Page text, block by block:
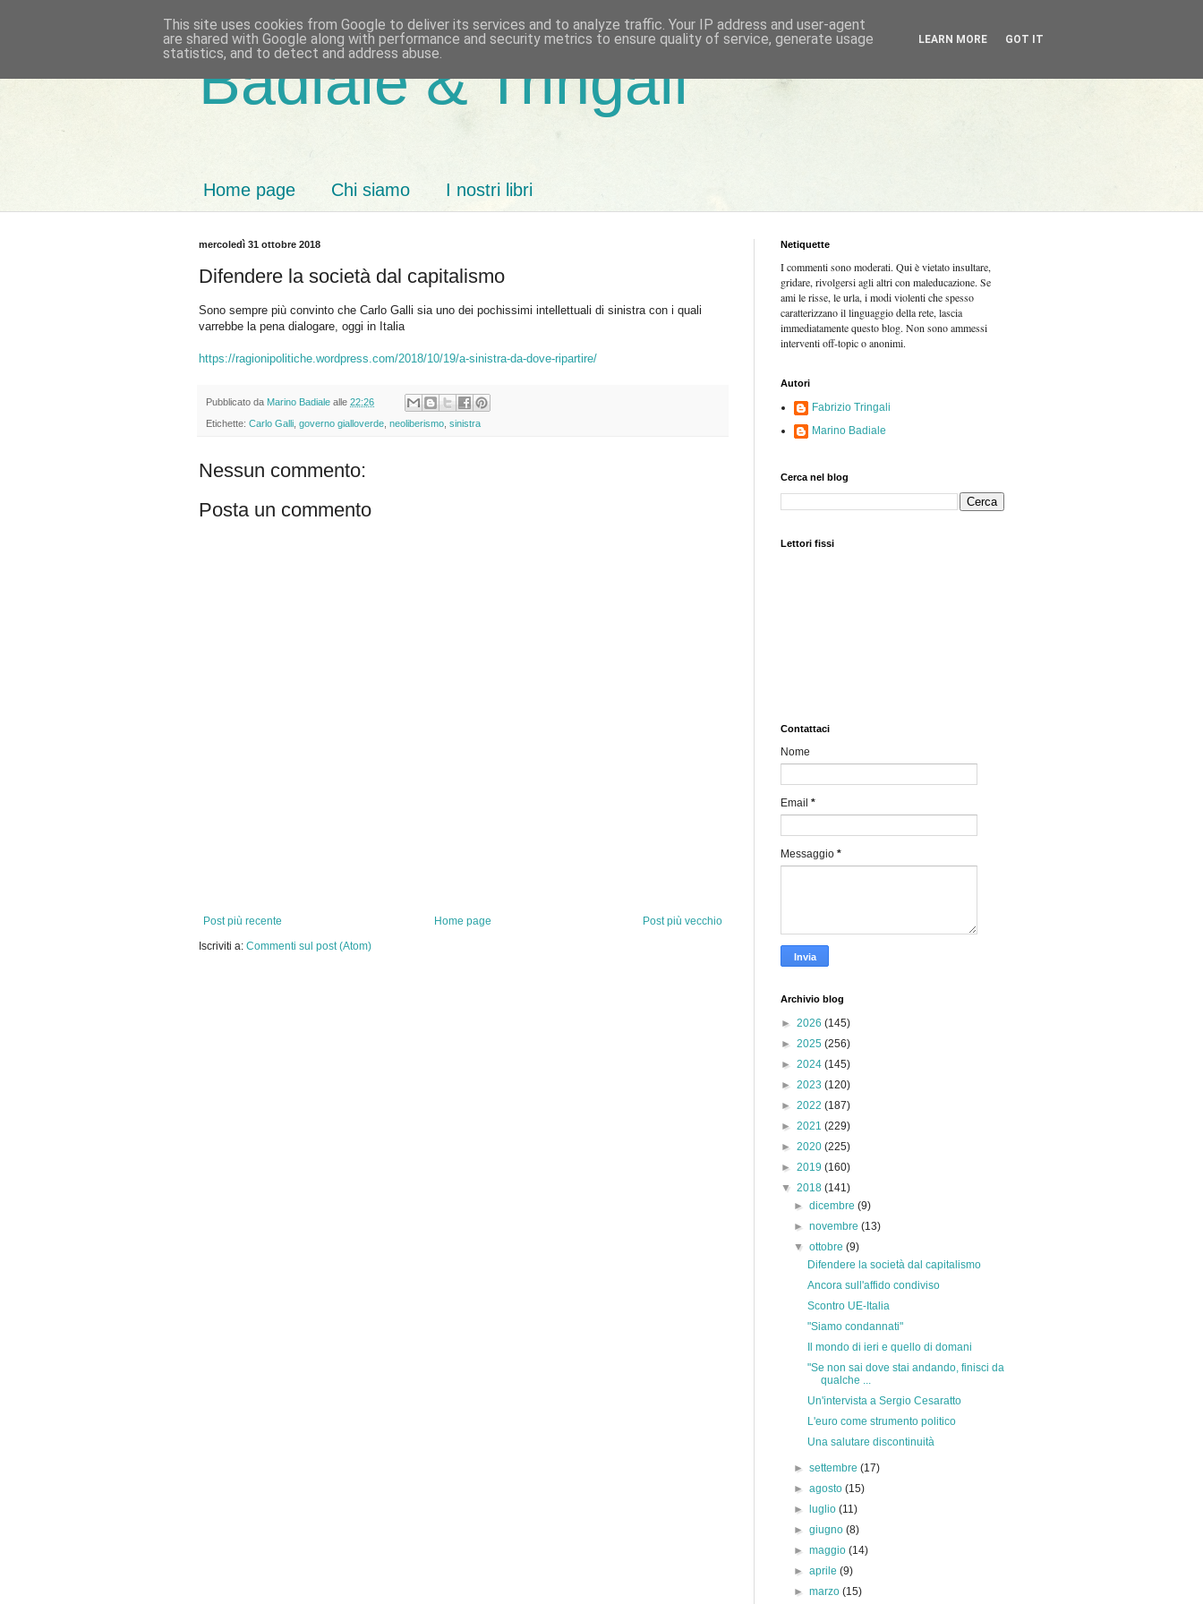
Badiale & Tringali
Home page Chi siamo I nostri libri
mercoledì 31 ottobre 2018
Difendere la società dal capitalismo
Sono sempre più convinto che Carlo Galli sia uno dei pochissimi intellettuali di sinistra con i quali
varrebbe la pena dialogare, oggi in Italia
https://ragionipolitiche.wordpress.com/2018/10/19/a-sinistra-da-dove-ripartire/
Pubblicato da Marino Badiale alle 22:26
Etichette: Carlo Galli governo gialloverde neoliberismo sinistra
Nessun commento:
Posta un commento
Post più recente Post più vecchio
Home page
Iscriviti a: Commenti sul post (Atom)
Netiquette
I commenti sono moderati. Qui è vietato insultare,
gridare, rivolgersi agli altri con maleducazione. Se
ami le risse, le urla, i modi violenti che spesso
caratterizzano il linguaggio della rete, lascia
immediatamente questo blog. Non sono ammessi
interventi off-topic o anonimi.
Autori
Fabrizio Tringali
Marino Badiale
Cerca nel blog
Lettori fissi
Contattaci
Nome
Email *
Messaggio *
Archivio blog
► 2026 (145)
► 2025 (256)
► 2024 (145)
► 2023 (120)
► 2022 (187)
► 2021 (229)
► 2020 (225)
► 2019 (160)
▼ 2018 (141)
►dicembre(9)
►novembre(13)
▼ottobre(9)
Difendere la società dal capitalismo
Ancora sull'affido condiviso
Scontro UE-Italia
"Siamo condannati"
Il mondo di ieri e quello di domani
"Se non sai dove stai andando, finisci da
qualche ...
Un'intervista a Sergio Cesaratto
L'euro come strumento politico
Una salutare discontinuità
►settembre(17)
►agosto(15)
►
luglio(11)
►giugno(8)
►maggio(14)
►aprile(9)
►marzo(15)
This site uses cookies from Google to deliver its services and to analyze traffic. Your IP address and user-agent
are shared with Google along with performance and security metrics to ensure quality of service, generate usage
statistics, and to detect and address abuse.
LEARN MORE GOT IT